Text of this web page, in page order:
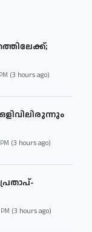
(3 hours ago)
(3 hours ago)
(3 hours ago)